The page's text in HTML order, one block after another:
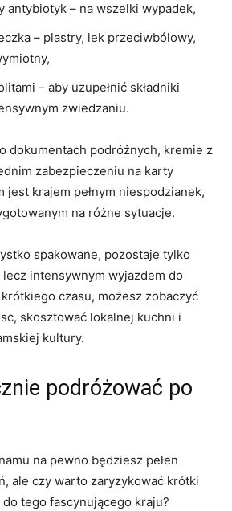
antybiotyk – na wszelki wypadek,
– plastry, lek przeciwbólowy,
– ‍aby ⁢uzupełnić składniki⁣
‌zwiedzaniu.
dokumentach⁢ podróżnych,‍ kremie z
zabezpieczeniu na ⁣karty
jest ⁢krajem pełnym niespodzianek,
na różne ​sytuacje.
spakowane, pozostaje tylko
intensywnym wyjazdem ⁣do
czasu, możesz zobaczyć‌
skosztować lokalnej ‍kuchni i
kultury.
podróżować po
na pewno ​będziesz pełen
ale czy warto zaryzykować krótki
tego⁣ fascynującego ‍kraju?